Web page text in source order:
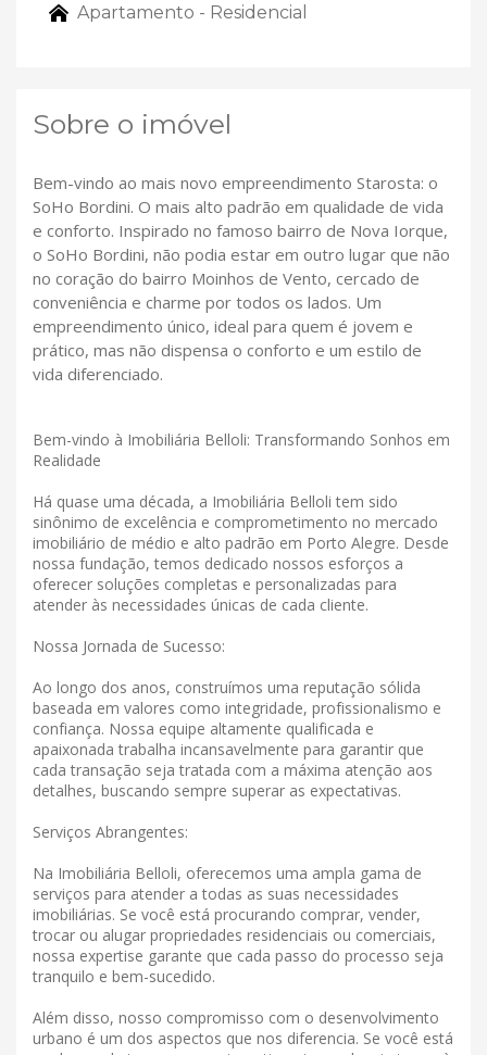
Apartamento - Residencial
Sobre o imóvel
Bem-vindo ao mais novo empreendimento Starosta: o
SoHo Bordini. O mais alto padrão em qualidade de vida
e conforto. Inspirado no famoso bairro de Nova Iorque,
o SoHo Bordini, não podia estar em outro lugar que não
no coração do bairro Moinhos de Vento, cercado de
conveniência e charme por todos os lados. Um
empreendimento único, ideal para quem é jovem e
prático, mas não dispensa o conforto e um estilo de
vida diferenciado.
Bem-vindo à Imobiliária Belloli: Transformando Sonhos em
Realidade
Há quase uma década, a Imobiliária Belloli tem sido
sinônimo de excelência e comprometimento no mercado
imobiliário de médio e alto padrão em Porto Alegre. Desde
nossa fundação, temos dedicado nossos esforços a
oferecer soluções completas e personalizadas para
atender às necessidades únicas de cada cliente.
Nossa Jornada de Sucesso:
Ao longo dos anos, construímos uma reputação sólida
baseada em valores como integridade, profissionalismo e
confiança. Nossa equipe altamente qualificada e
apaixonada trabalha incansavelmente para garantir que
cada transação seja tratada com a máxima atenção aos
detalhes, buscando sempre superar as expectativas.
Serviços Abrangentes:
Na Imobiliária Belloli, oferecemos uma ampla gama de
serviços para atender a todas as suas necessidades
imobiliárias. Se você está procurando comprar, vender,
trocar ou alugar propriedades residenciais ou comerciais,
nossa expertise garante que cada passo do processo seja
tranquilo e bem-sucedido.
Além disso, nosso compromisso com o desenvolvimento
urbano é um dos aspectos que nos diferencia. Se você está